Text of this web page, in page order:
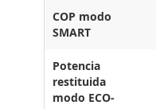
COP modo
SMART
Potencia
restituida
modo ECO-